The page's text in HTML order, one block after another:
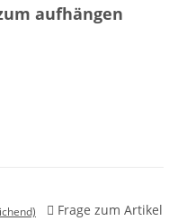
aufhängen
Frage zum Artikel